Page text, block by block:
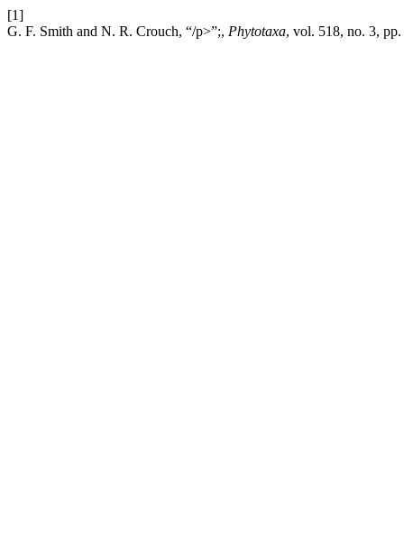
[1]
G. F. Smith and N. R. Crouch, “/p>”;, Phytotaxa, vol. 518, no. 3,